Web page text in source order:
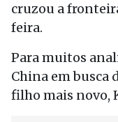
cruzou a
feira.
Para muitos
China em busca
filho mais novo,